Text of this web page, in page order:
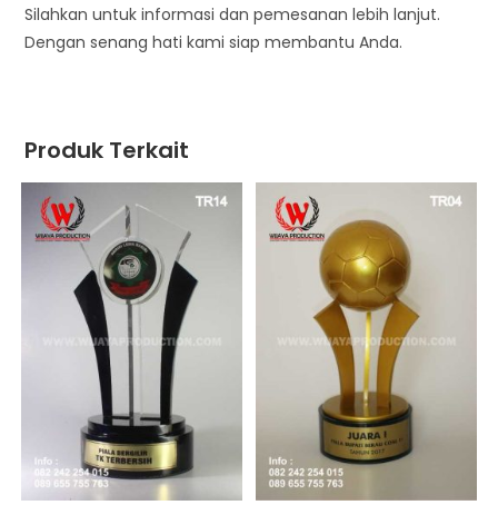
Silahkan untuk informasi dan pemesanan lebih lanjut.
Dengan senang hati kami siap membantu Anda.
Produk Terkait